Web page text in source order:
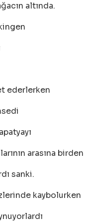
altında.
ederlerken
arasına birden
sanki.
kaybolurken